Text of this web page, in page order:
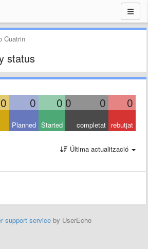
Cuatrin
status
0 0 0 0 0 0
Planned Started completat rebutjat
Última actualització
support service by UserEcho